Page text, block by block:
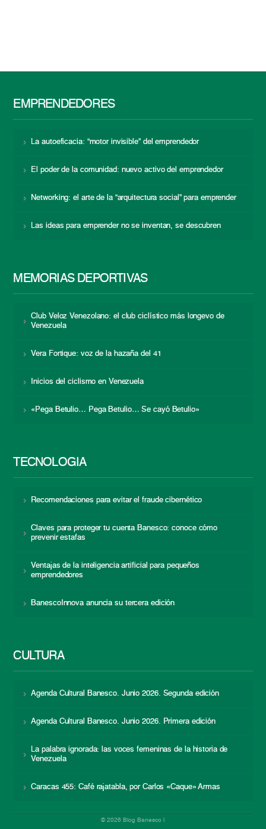
EMPRENDEDORES
La autoeficacia: “motor invisible” del emprendedor
El poder de la comunidad: nuevo activo del emprendedor
Networking: el arte de la “arquitectura social” para emprender
Las ideas para emprender no se inventan, se descubren
MEMORIAS DEPORTIVAS
Club Veloz Venezolano: el club ciclístico más longevo de
Venezuela
Vera Fortique: voz de la hazaña del 41
Inicios del ciclismo en Venezuela
«Pega Betulio… Pega Betulio… Se cayó Betulio»
TECNOLOGÍA
Recomendaciones para evitar el fraude cibernético
Claves para proteger tu cuenta Banesco: conoce cómo
prevenir estafas
Ventajas de la inteligencia artificial para pequeños
emprendedores
BanescoInnova anuncia su tercera edición
CULTURA
Agenda Cultural Banesco. Junio 2026. Segunda edición
Agenda Cultural Banesco. Junio 2026. Primera edición
La palabra ignorada: las voces femeninas de la historia de
Venezuela
Caracas 455: Café rajatabla, por Carlos «Caque» Armas
© 2026 Blog Banesco |